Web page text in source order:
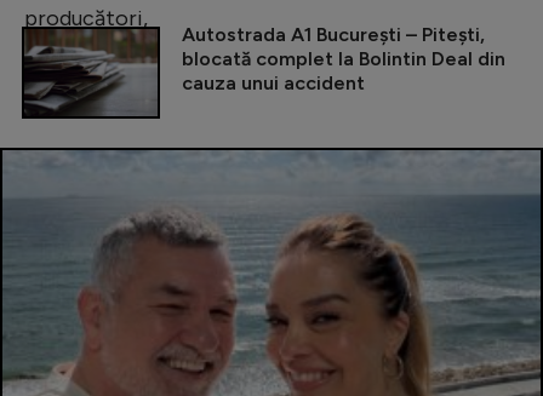
Autostrada A1 București – Pitești,
blocată complet la Bolintin Deal din
cauza unui accident